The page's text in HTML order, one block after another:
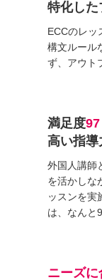
特化した
ECCのレッ
構文ルール
ず、アウト
満足度97
高い指
外国人講師
を活かしな
ッスンを実
は、なんと
ニーズに